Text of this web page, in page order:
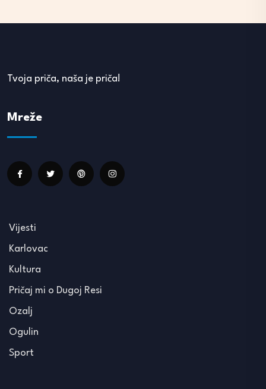
Tvoja priča, naša je priča!
Mreže
Vijesti
Karlovac
Kultura
Pričaj mi o Dugoj Resi
Ozalj
Ogulin
Sport